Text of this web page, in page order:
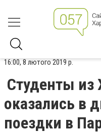
16:00, 8 лютого 2019 р.
Студенты из
оказались в
поездки в